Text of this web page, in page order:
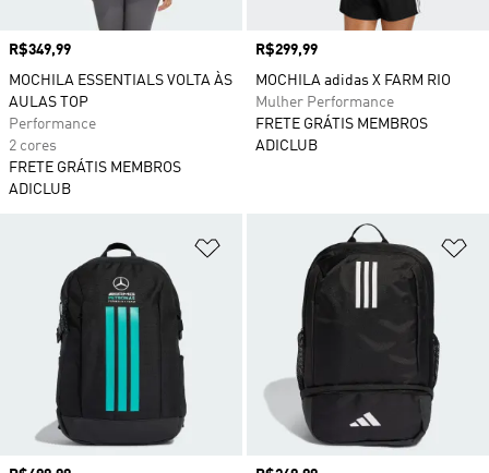
Preço
R$349,99
MOCHILA ESSENTIALS VOLTA ÀS
AULAS TOP
Performance
2 cores
FRETE GRÁTIS MEMBROS
ADICLUB
Preço
R$299,99
MOCHILA adidas X FARM RIO
Mulher Performance
FRETE GRÁTIS MEMBROS
ADICLUB
Adicionar à Lista de Desejos